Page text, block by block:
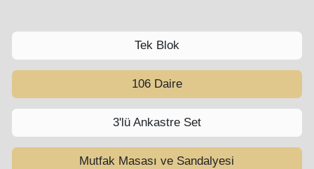
Tek Blok
106 Daire
3'lü Ankastre Set
Mutfak Masası ve Sandalyesi